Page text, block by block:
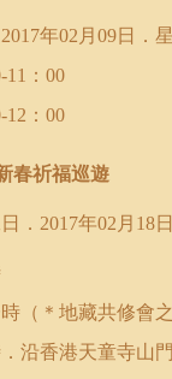
2017年02 月09日 ．
11 ： 00
12 ： 00
春祈福巡遊
． 2017年02 月 18
（＊地藏共修會
沿香港天童寺山